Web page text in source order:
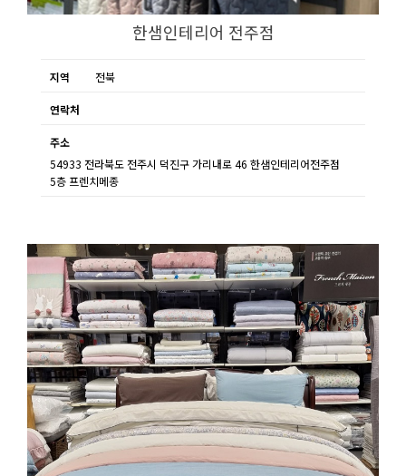
한샘인테리어 전주점
지역 전북
연락처
주소
54933 전라북도 전주시 덕진구 가리내로 46 한샘인테리어전주점
5층 프렌치메종